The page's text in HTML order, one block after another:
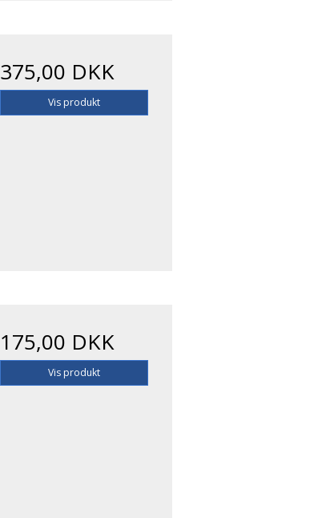
375,00 DKK
Vis produkt
175,00 DKK
Vis produkt